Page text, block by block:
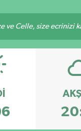
ve Celle, size ecrinizi